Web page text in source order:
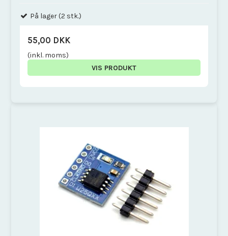
På lager (2 stk.)
55,00 DKK
(inkl. moms)
VIS PRODUKT